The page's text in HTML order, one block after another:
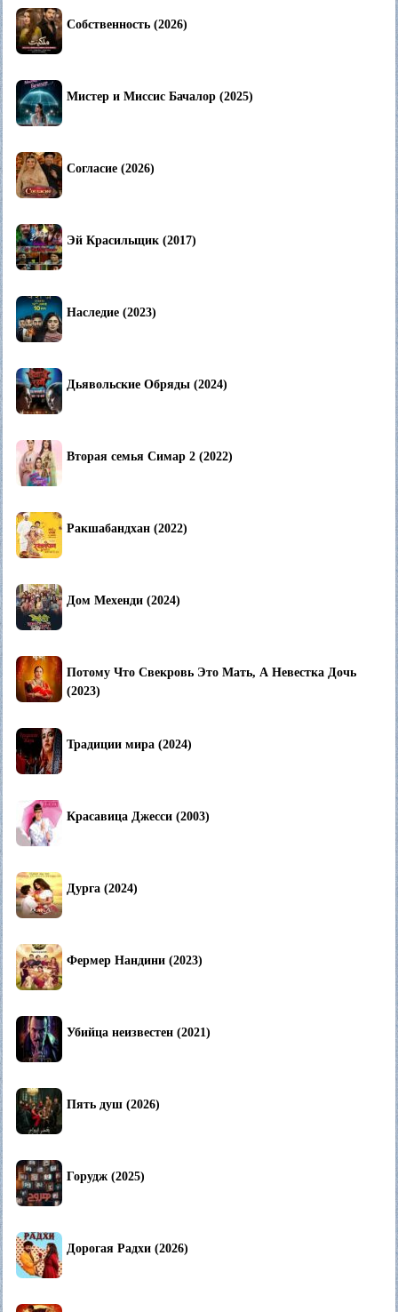
Собственность (2026)
Мистер и Миссис Бачалор (2025)
Согласие (2026)
Эй Красильщик (2017)
Наследие (2023)
Дьявольские Обряды (2024)
Вторая семья Симар 2 (2022)
Ракшабандхан (2022)
Дом Мехенди (2024)
Потому Что Свекровь Это Мать, А Невестка Дочь
(2023)
Традиции мира (2024)
Красавица Джесси (2003)
Дурга (2024)
Фермер Нандини (2023)
Убийца неизвестен (2021)
Пять душ (2026)
Горудж (2025)
Дорогая Радхи (2026)